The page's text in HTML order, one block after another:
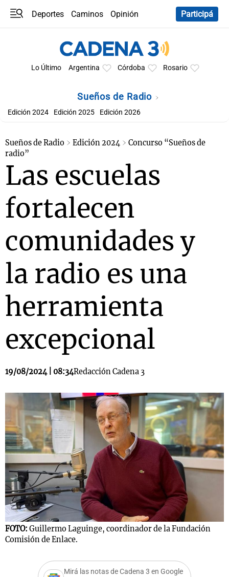
Deportes Caminos
Opinión
Participá
Lo Último Argentina Córdoba Rosario
Sueños de Radio
Edición 2024 Edición 2025 Edición 2026
Sueños de Radio Edición 2024
Concurso “Sueños de
radio”
Las escuelas
fortalecen
comunidades y
la radio es una
herramienta
excepcional
19/08/2024 | 08:34Redacción Cadena 3
FOTO: Guillermo Laguinge, coordinador de la Fundación
Comisión de Enlace.
Mirá las notas de Cadena 3 en Google
Notas
Mundial 2026
Notas
La Sole en